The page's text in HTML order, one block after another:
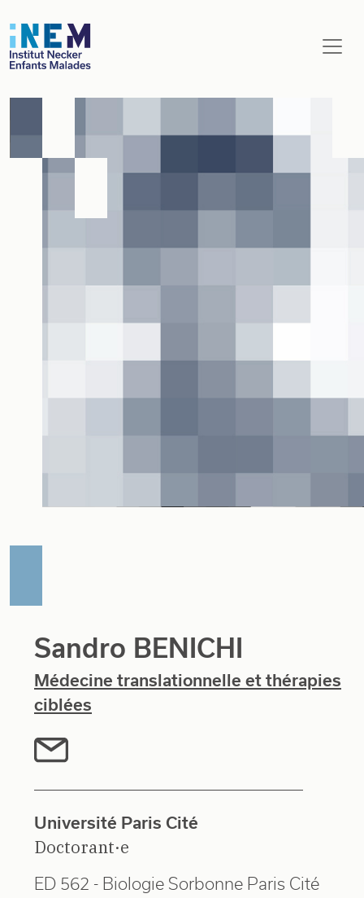
Aller au contenu principal
Sandro BENICHI
Médecine translationnelle et thérapies
ciblées
Université Paris Cité
Doctorant·e
ED 562 - Biologie Sorbonne Paris Cité